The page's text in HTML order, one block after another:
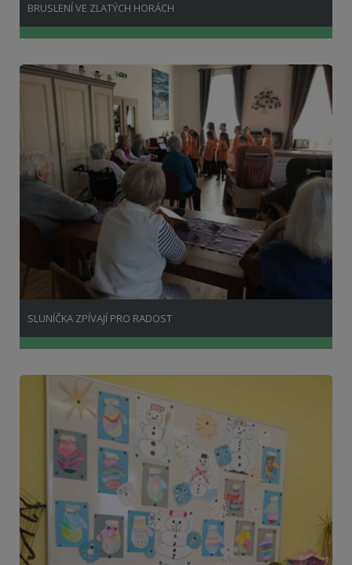
BRUSLENÍ VE ZLATÝCH HORÁCH
SLUNÍČKA ZPÍVAJÍ PRO RADOST